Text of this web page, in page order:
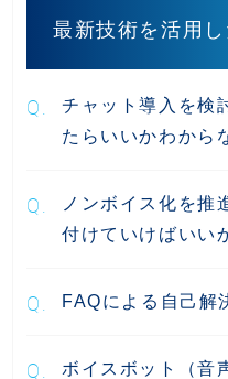
最新技術を活用し
チャット導入を検
たらいいかわから
ノンボイス化を推
付けていけばいい
FAQによる自己解
ボイスボット（音